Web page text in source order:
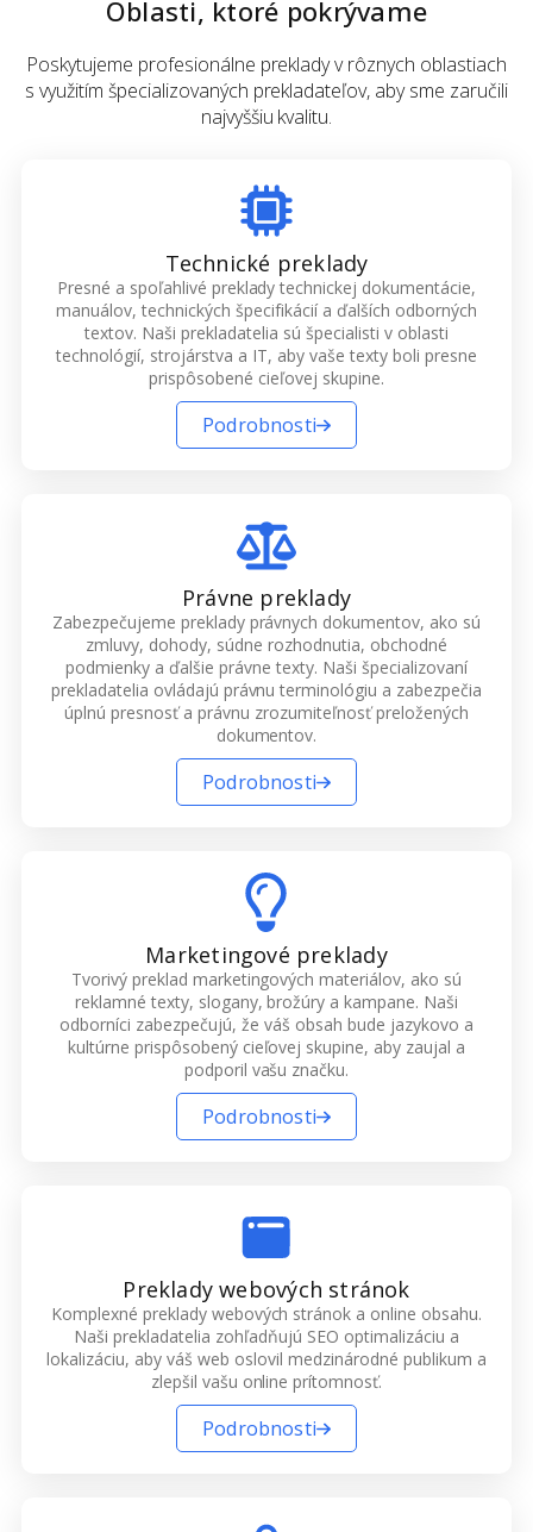
Oblasti, ktoré pokrývame
Poskytujeme profesionálne preklady v rôznych oblastiach
s využitím špecializovaných prekladateľov, aby sme zaručili
najvyššiu kvalitu.
Technické preklady
Presné a spoľahlivé preklady technickej dokumentácie,
manuálov, technických špecifikácií a ďalších odborných
textov. Naši prekladatelia sú špecialisti v oblasti
technológií, strojárstva a IT, aby vaše texty boli presne
prispôsobené cieľovej skupine.
Podrobnosti
Právne preklady
Zabezpečujeme preklady právnych dokumentov, ako sú
zmluvy, dohody, súdne rozhodnutia, obchodné
podmienky a ďalšie právne texty. Naši špecializovaní
prekladatelia ovládajú právnu terminológiu a zabezpečia
úplnú presnosť a právnu zrozumiteľnosť preložených
dokumentov.
Podrobnosti
Marketingové preklady
Tvorivý preklad marketingových materiálov, ako sú
reklamné texty, slogany, brožúry a kampane. Naši
odborníci zabezpečujú, že váš obsah bude jazykovo a
kultúrne prispôsobený cieľovej skupine, aby zaujal a
podporil vašu značku.
Podrobnosti
Preklady webových stránok
Komplexné preklady webových stránok a online obsahu.
Naši prekladatelia zohľadňujú SEO optimalizáciu a
lokalizáciu, aby váš web oslovil medzinárodné publikum a
zlepšil vašu online prítomnosť.
Podrobnosti